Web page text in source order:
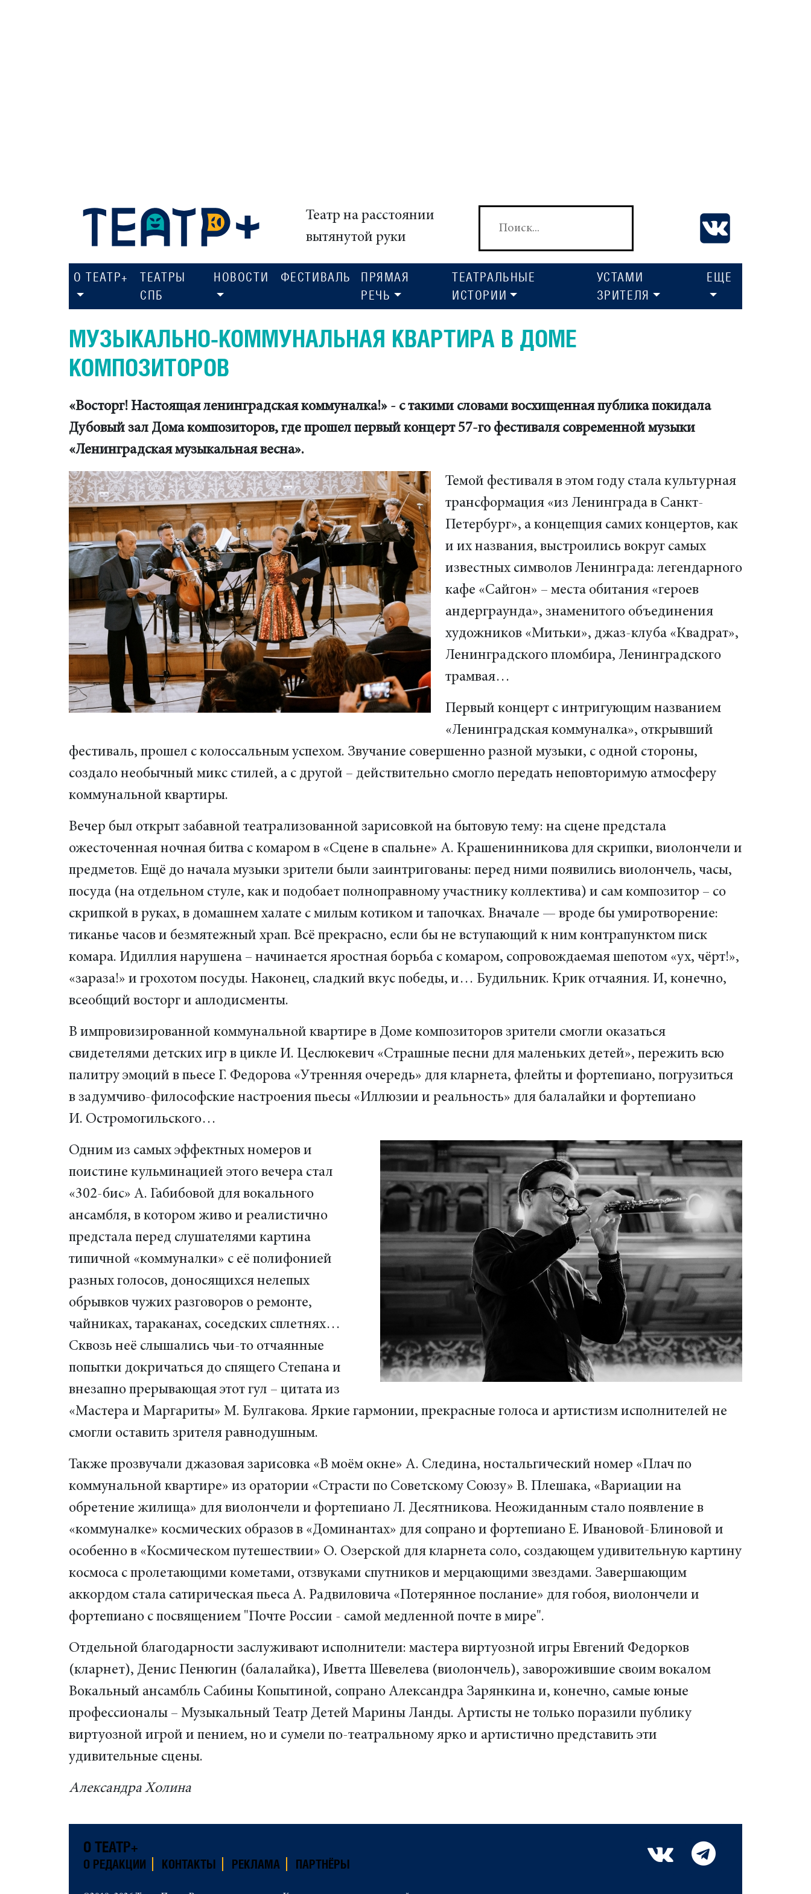
Театр на расстоянии
вытянутой руки
О ТЕАТР+
ТЕАТРЫ
СПБ
НОВОСТИ ФЕСТИВАЛЬ
ПРЯМАЯ
РЕЧЬ
ТЕАТРАЛЬНЫЕ
ИСТОРИИ
УСТАМИ
ЗРИТЕЛЯ
ЕЩЕ
МУЗЫКАЛЬНО-КОММУНАЛЬНАЯ КВАРТИРА В ДОМЕ
КОМПОЗИТОРОВ
«Восторг! Настоящая ленинградская коммуналка!» - с такими словами восхищенная публика покидала
Дубовый зал Дома композиторов, где прошел первый концерт 57-го фестиваля современной музыки
«Ленинградская музыкальная весна».
Темой фестиваля в этом году стала культурная
трансформация «из Ленинграда в Санкт-
Петербург», а концепция самих концертов, как
и их названия, выстроились вокруг самых
известных символов Ленинграда: легендарного
кафе «Сайгон» – места обитания «героев
андерграунда», знаменитого объединения
художников «Митьки», джаз-клуба «Квадрат»,
Ленинградского пломбира, Ленинградского
трамвая…
Первый концерт с интригующим названием
«Ленинградская коммуналка», открывший
фестиваль, прошел с колоссальным успехом. Звучание совершенно разной музыки, с одной стороны,
создало необычный микс стилей, а с другой – действительно смогло передать неповторимую атмосферу
коммунальной квартиры.
Вечер был открыт забавной театрализованной зарисовкой на бытовую тему: на сцене предстала
ожесточенная ночная битва с комаром в «Сцене в спальне» А. Крашенинникова для скрипки, виолончели и
предметов. Ещё до начала музыки зрители были заинтригованы: перед ними появились виолончель, часы,
посуда (на отдельном стуле, как и подобает полноправному участнику коллектива) и сам композитор – со
скрипкой в руках, в домашнем халате с милым котиком и тапочках. Вначале — вроде бы умиротворение:
тиканье часов и безмятежный храп. Всё прекрасно, если бы не вступающий к ним контрапунктом писк
комара. Идиллия нарушена – начинается яростная борьба с комаром, сопровождаемая шепотом «ух, чёрт!»,
«зараза!» и грохотом посуды. Наконец, сладкий вкус победы, и… Будильник. Крик отчаяния. И, конечно,
всеобщий восторг и аплодисменты.
В импровизированной коммунальной квартире в Доме композиторов зрители смогли оказаться
свидетелями детских игр в цикле И. Цеслюкевич «Страшные песни для маленьких детей», пережить всю
палитру эмоций в пьесе Г. Федорова «Утренняя очередь» для кларнета, флейты и фортепиано, погрузиться
в задумчиво-философские настроения пьесы «Иллюзии и реальность» для балалайки и фортепиано
И. Остромогильского…
Одним из самых эффектных номеров и
поистине кульминацией этого вечера стал
«302-бис» А. Габибовой для вокального
ансамбля, в котором живо и реалистично
предстала перед слушателями картина
типичной «коммуналки» с её полифонией
разных голосов, доносящихся нелепых
обрывков чужих разговоров о ремонте,
чайниках, тараканах, соседских сплетнях…
Сквозь неё слышались чьи-то отчаянные
попытки докричаться до спящего Степана и
внезапно прерывающая этот гул – цитата из
«Мастера и Маргариты» М. Булгакова. Яркие гармонии, прекрасные голоса и артистизм исполнителей не
смогли оставить зрителя равнодушным.
Также прозвучали джазовая зарисовка «В моём окне» А. Следина, ностальгический номер «Плач по
коммунальной квартире» из оратории «Страсти по Советскому Союзу» В. Плешака, «Вариации на
обретение жилища» для виолончели и фортепиано Л. Десятникова. Неожиданным стало появление в
«коммуналке» космических образов в «Доминантах» для сопрано и фортепиано Е. Ивановой-Блиновой и
особенно в «Космическом путешествии» О. Озерской для кларнета соло, создающем удивительную картину
космоса с пролетающими кометами, отзвуками спутников и мерцающими звездами. Завершающим
аккордом стала сатирическая пьеса А. Радвиловича «Потерянное послание» для гобоя, виолончели и
фортепиано с посвящением "Почте России - самой медленной почте в мире".
Отдельной благодарности заслуживают исполнители: мастера виртуозной игры Евгений Федорков
(кларнет), Денис Пенюгин (балалайка), Иветта Шевелева (виолончель), заворожившие своим вокалом
Вокальный ансамбль Сабины Копытиной, сопрано Александра Зарянкина и, конечно, самые юные
профессионалы – Музыкальный Театр Детей Марины Ланды. Артисты не только поразили публику
виртуозной игрой и пением, но и сумели по-театральному ярко и артистично представить эти
удивительные сцены.
Александра Холина
О ТЕАТР+
О РЕДАКЦИИ КОНТАКТЫ РЕКЛАМА ПАРТНЁРЫ